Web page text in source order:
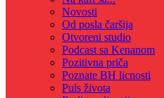
Novosti
Od posla čaršija
Otvoreni studio
Podcast sa Kenanom
Pozitivna priča
Poznate BH licnosti
Puls života